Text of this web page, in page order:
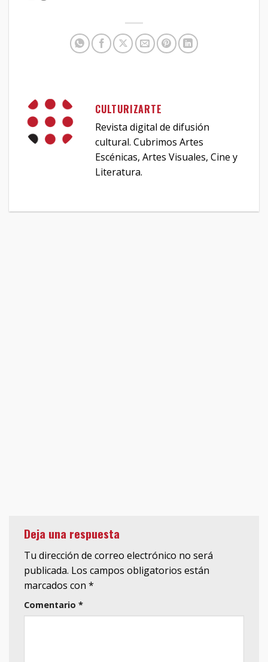
CULTURIZARTE
Revista digital de difusión
cultural. Cubrimos Artes
Escénicas, Artes Visuales, Cine y
Literatura.
Deja una respuesta
Tu dirección de correo electrónico no será
publicada. Los campos obligatorios están
marcados con *
Comentario *